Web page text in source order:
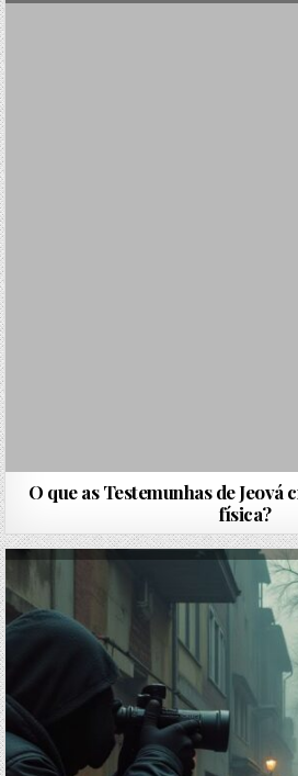
O que as Testemunhas de Jeová
física?